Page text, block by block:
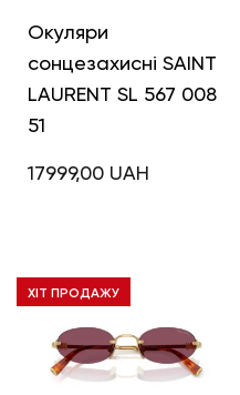
Окуляри
сонцезахисні SAINT
LAURENT SL 567 008
51
17999,00 UAH
ХІТ ПРОДАЖУ